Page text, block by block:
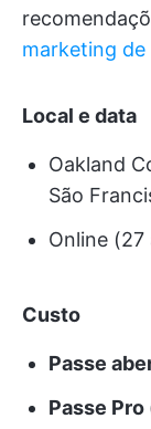
marketing
Local e data
Oakland
São
Online
Custo
Passe
Passe